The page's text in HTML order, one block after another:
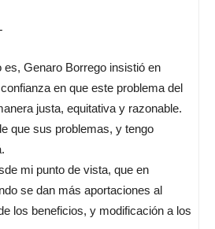
es, Genaro Borrego insistió en
en que este problema del
justa, equitativa y razonable.
que sus problemas, y tengo
mi punto de vista, que en
se dan más aportaciones al
los beneficios, y modificación a los